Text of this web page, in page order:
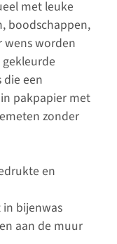
met leuke
boodschappen,
wens worden
een
pakpapier met
zonder
en
bijenwas
aan de muur